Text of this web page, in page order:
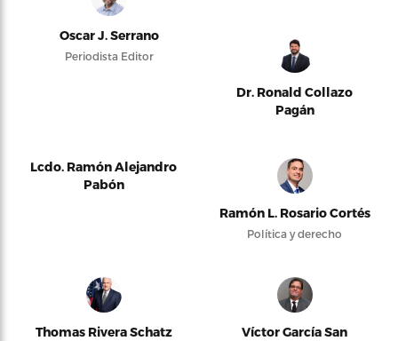
Oscar J. Serrano
Periodista Editor
Dr. Ronald Collazo
Pagán
Lcdo. Ramón Alejandro
Pabón
Ramón L. Rosario Cortés
Política y derecho
Thomas Rivera Schatz
Víctor García San